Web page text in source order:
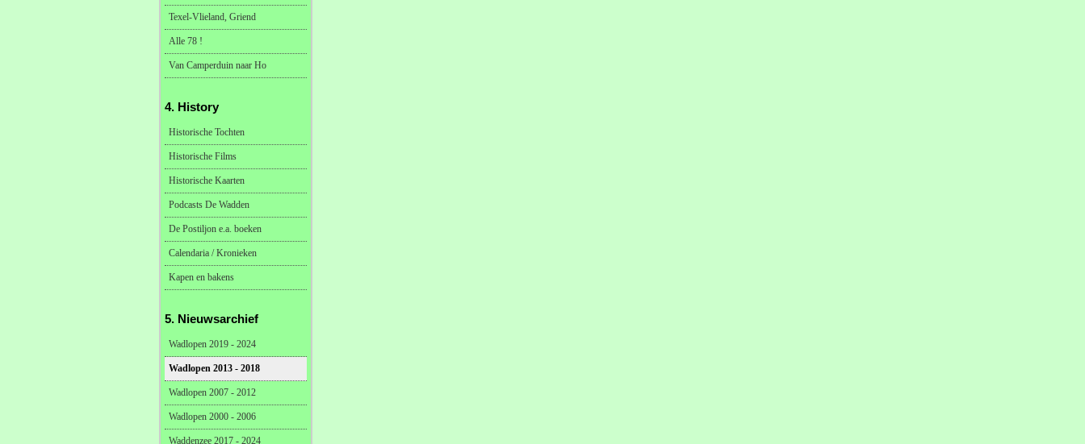
Texel-Vlieland, Griend
Alle 78 !
Van Camperduin naar Ho
4. History
Historische Tochten
Historische Films
Historische Kaarten
Podcasts De Wadden
De Postiljon e.a. boeken
Calendaria / Kronieken
Kapen en bakens
5. Nieuwsarchief
Wadlopen 2019 - 2024
Wadlopen 2013 - 2018
Wadlopen 2007 - 2012
Wadlopen 2000 - 2006
Waddenzee 2017 - 2024